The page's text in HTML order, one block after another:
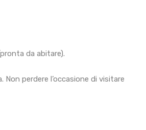
da abitare).
perdere l’occasione di visitare